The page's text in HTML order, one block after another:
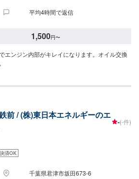
平均4時間で返信
1,500円〜
エンジン内部がキレイになります。オイル交換
前 / (株)東日本エネルギーのエ
-(-件)
済OK
千葉県君津市坂田673-6